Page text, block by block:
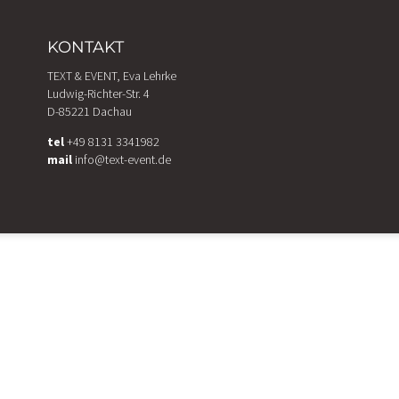
KONTAKT
TEXT & EVENT, Eva Lehrke
Ludwig-Richter-Str. 4
D-85221 Dachau
tel+49 8131 3341982
mail info@text-event.de